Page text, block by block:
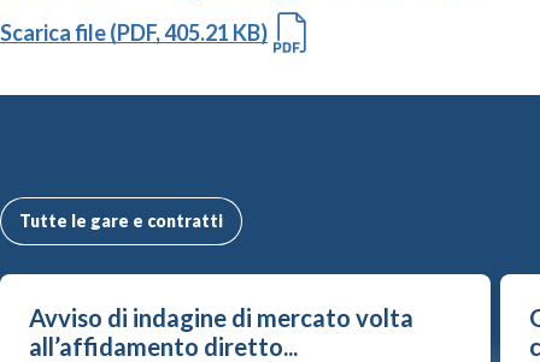
Scarica file (PDF, 405.21 KB)
Tutte le gare e contratti
Avviso di indagine di mercato volta
all’affidamento diretto...